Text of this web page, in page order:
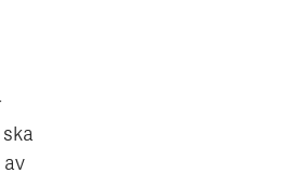
av